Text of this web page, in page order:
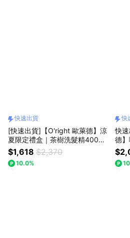
快速出貨
[快速出貨]【O'right 歐萊德】涼
夏限定禮盒｜茶樹洗髮精400mL
+ 綠茶沐浴乳400mL 任選｜LIN
E禮物獨家・暑假首選
$1,618 $2,370
10.0%
快
快
德
養